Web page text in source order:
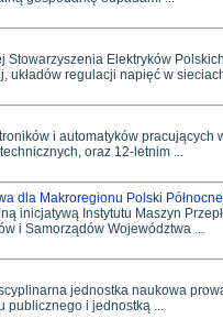
Stowarzyszenia Elektryków
układów regulacji napięć w
i automatyków
oraz 12-letnim ...
dla Makroregionu Polski
inicjatywą Instytutu Maszyn
i Samorządów Województwa ...
jednostka naukowa
publicznego i jednostką ...